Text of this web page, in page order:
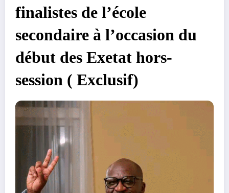
finalistes de l’école
secondaire à l’occasion du
début des Exetat hors-
session ( Exclusif)